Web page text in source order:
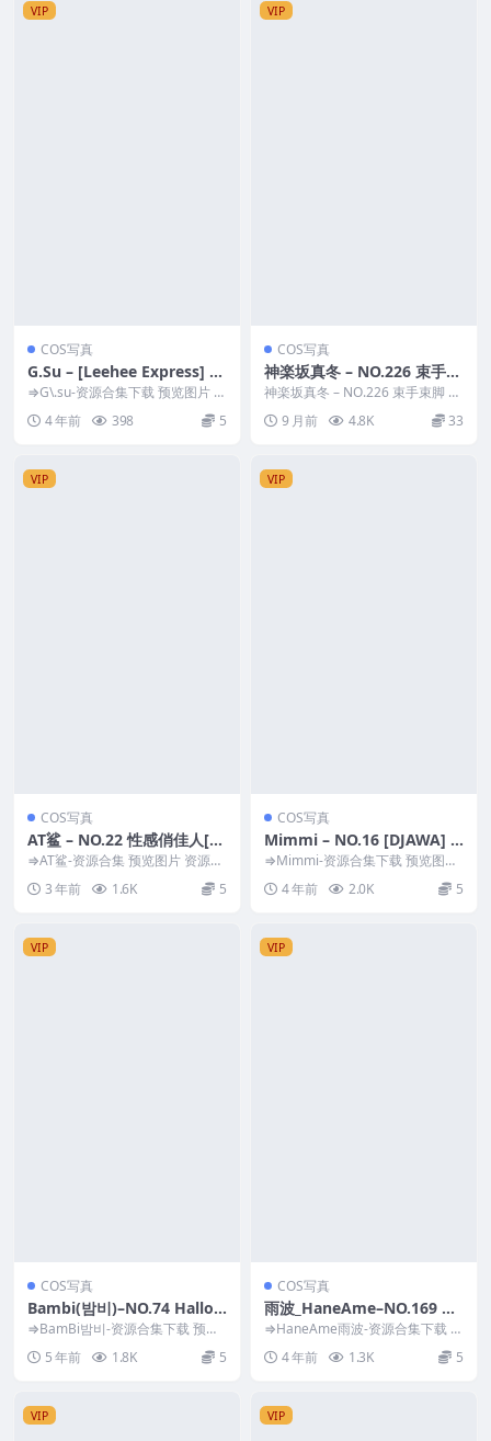
VIP
COS写真
G.Su – [Leehee Express] LE
DG-063A [47P821MB]
⇒G\.su-资源合集下载 预览图片 资
源简介 「资源名称」：G.su – [L...
4 年前 398 5
VIP
COS写真
神楽坂真冬 – NO.226 束手束
脚
神楽坂真冬 – NO.226 束手束脚 资
源简介 「资源名称」：神楽坂真
冬 – ...9 月前 4.8K 33
VIP
COS写真
AT鲨 – NO.22 性感俏佳人[55
P-109MB]
⇒AT鲨-资源合集 预览图片 资源简
介 「资源名称」：AT鲨 – NO.22
性...3 年前 1.6K 5
VIP
COS写真
Mimmi – NO.16 [DJAWA] C
hristmas Special 2021(Nor
mal) [77P-1.2GB]
⇒Mimmi-资源合集下载 预览图片
资源简介 「资源名称」：Mimmi
– N...4 年前 2.0K 5
VIP
COS写真
Bambi(밤비)–NO.74 Hallow
een Nightmare [76P-1.67G
B]
⇒BamBi밤비-资源合集下载 预览
图片 资源简介 「资源名称」：Ba
mbi(밤...
5 年前 1.8K 5
VIP
COS写真
雨波_HaneAme–NO.169 Bl
ue Archive_Tsubaki 樁[38P
-150MB]
⇒HaneAme雨波-资源合集下载 预
览图片 资源简介 「资源名称」：
雨波_Ha...
4 年前 1.3K 5
VIP VIP